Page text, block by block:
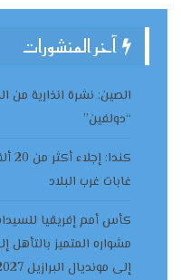
آخر المنشورات
الصين: نشرة انذارية من
“دولفين”
غابات غرب البلاد
مشواره المتميز بالتأهل
إلى مونديال البرازيل 2027